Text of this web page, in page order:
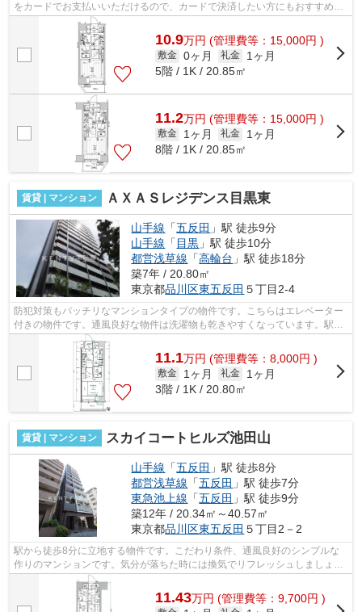
をカードでお支払いいただけるので、カードで決済したい方にもおすすめで
す。利便性の高い徒歩9分の物件です。...
10.9万円 (管理費等：15,000円 )
敷金 0ヶ月 礼金
1ヶ月
5階 / 1K / 20.85㎡
11.2万円 (管理費等：15,000円 )
敷金 1ヶ月 礼金
1ヶ月
8階 / 1K / 20.85㎡
賃貸 | マンション ＡＸＡＳレジデンス目黒東
山手線 「五反田 」駅 徒歩9分
山手線 「 目黒 」駅 徒歩10分
都営浅草線 「高輪台 」駅 徒歩18分
築7年 / 20.80㎡
東京都品川区東五反田 ５丁目2-4
防犯対策もバッチリなマンションタイプの物件です。こちらはエレベーター
付きの物件です。通風良好な物件は洗濯物も乾きやすくなっています。駅が
周辺に2つあるので行動範囲が広がりま...
11.1万円 (管理費等：8,000円 )
敷金 1ヶ月 礼金
1ヶ月
3階 / 1K / 20.80㎡
賃貸 | マンション スカイコートヒルズ池田山
山手線 「五反田 」駅 徒歩8分
都営浅草線 「五反田 」駅 徒歩7分
東急池上線 「五反田 」駅 徒歩9分
築12年 / 20.34㎡～40.57㎡
東京都品川区東五反田 ５丁目2－2
駅から徒歩8分に立地する物件です。こだわり条件、通風良好のシンプルな
作りのマンションです。気分が落ちた時には換気でリフレッシュしましょ
う。タイルが張られているきれいな外観も...
11.43万円 (管理費等：9,700円 )